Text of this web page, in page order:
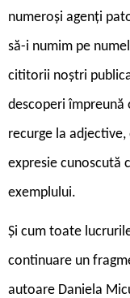
numeroși agenți
să-i numim pe
cititorii noștri
descoperi
recurge la
expresie cunoscută
exemplului.
Și cum toate
continuare un
autoare Daniela